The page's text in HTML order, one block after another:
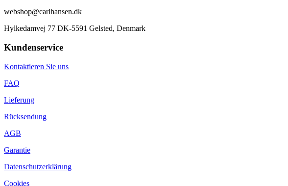
webshop@carlhansen.dk
Hylkedamvej 77 DK-5591 Gelsted, Denmark
Kundenservice
Kontaktieren Sie uns
FAQ
Lieferung
Rücksendung
AGB
Garantie
Datenschutzerklärung
Cookies